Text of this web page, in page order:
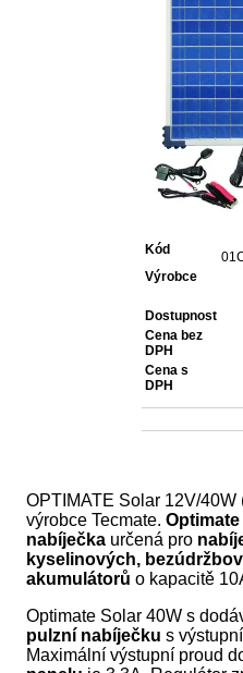
Kód
Výrobce
Dostupnost
Cena bez
DPH
Cena s
DPH
OPTIMATE Solar 12V/
výrobce Tecmate.Optimate
nabíječka určená pro
kyselinových,
akumulátorů o kapacitě
Optimate Solar 40W s
pulzní nabíječku s
Maximální výstupní proud